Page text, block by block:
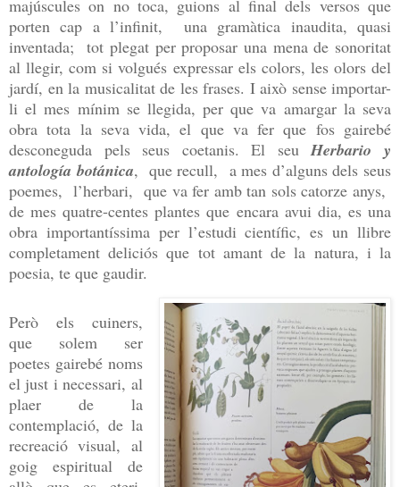
majúscules on no toca, guions al final dels versos que
porten cap a l’infinit, una gramàtica inaudita, quasi
inventada; tot plegat per proposar una mena de sonoritat
al llegir, com si volgués expressar els colors, les olors del
jardí, en la musicalitat de les frases. I això sense importar-
li el mes mínim se llegida, per que va amargar la seva
obra tota la seva vida, el que va fer que fos gairebé
desconeguda pels seus coetanis. El seuHerbario y
antología botánica, que recull, a mes d’alguns dels seus
poemes, l’herbari, que va fer amb tan sols catorze anys,
de mes quatre-centes plantes que encara avui dia, es una
obra importantíssima per l’estudi científic, es un llibre
completament deliciós que tot amant de la natura, i la
poesia, te que gaudir.
Però els cuiners,
que solem ser
poetes gairebé noms
el just i necessari, al
plaer de la
contemplació, de la
recreació visual, al
goig espiritual de